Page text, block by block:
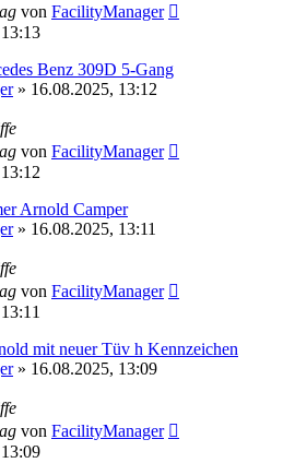
von FacilityManager
Benz 309D 5-Gang
» 16.08.2025, 13:12
von FacilityManager
Arnold Camper
» 16.08.2025, 13:11
von FacilityManager
mit neuer Tüv h Kennzeichen
» 16.08.2025, 13:09
von FacilityManager